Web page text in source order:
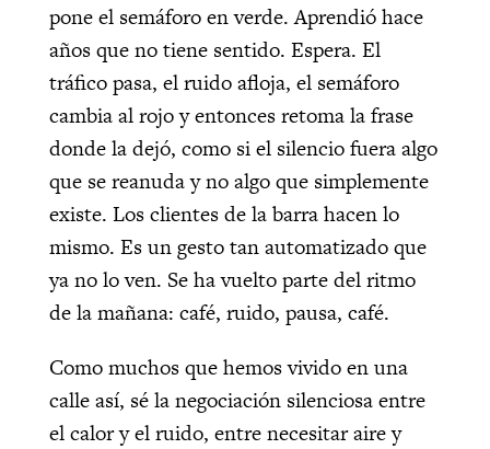
pone el semáforo en verde. Aprendió hace
años que no tiene sentido. Espera. El
tráfico pasa, el ruido afloja, el semáforo
cambia al rojo y entonces retoma la frase
donde la dejó, como si el silencio fuera algo
que se reanuda y no algo que simplemente
existe. Los clientes de la barra hacen lo
mismo. Es un gesto tan automatizado que
ya no lo ven. Se ha vuelto parte del ritmo
de la mañana: café, ruido, pausa, café.
Como muchos que hemos vivido en una
calle así, sé la negociación silenciosa entre
el calor y el ruido, entre necesitar aire y